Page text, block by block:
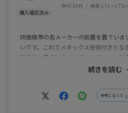
年代:50代 身長:171～
同価格帯の各メーカーの肌着を着ていま
いです。これでメタックス技術付きとな
薄手でも着ているだけで、リラックス効
い季節には、さらに厚手の肌着を重ね着
続きを読む
参考になった